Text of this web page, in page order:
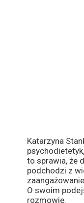
Katarzyna
to sprawia, że
podchodzi z
O swoim
rozmowie.